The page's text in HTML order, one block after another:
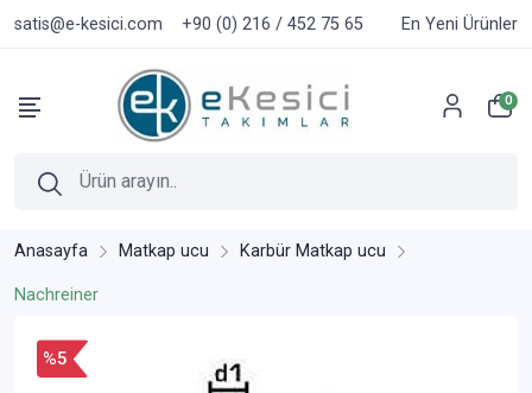
satis@e-kesici.com +90 (0) 216 / 452 75 65 En Yeni Ürünler
0
Anasayfa Matkap ucu Karbür Matkap ucu
Nachreiner
%5